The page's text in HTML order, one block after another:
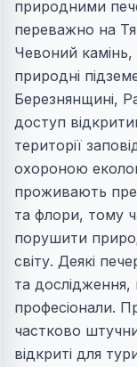
природними
переважно на
Чевоний камінь,
природні
Березнянщині,
доступ
території
охороною
проживають
та флори, тому
порушити
світу. Деякі
та
професіонали.
частково
відкриті для